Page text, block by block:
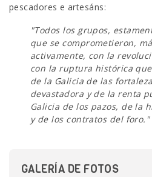
pescadores e artesáns:
"Todos los grupos,
que se comprometieron,
activamente, con la
con la ruptura histórica
de la Galicia de las
devastadora y de la renta
Galicia de los pazos, de la
y de los contratos del foro."
GALERÍA DE FOTOS